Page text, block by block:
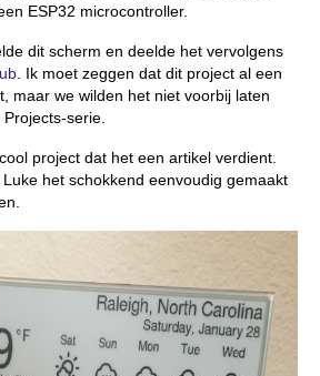
ESP32 microcontroller.
dit scherm en deelde het vervolgens
. Ik moet zeggen dat dit project al een
maar we wilden het niet voorbij laten
serie.
project dat het een artikel verdient.
het schokkend eenvoudig gemaakt